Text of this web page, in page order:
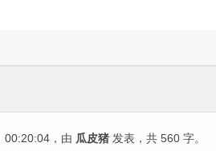
00:20:04 ，由 瓜皮猪 发表，共 560 字。